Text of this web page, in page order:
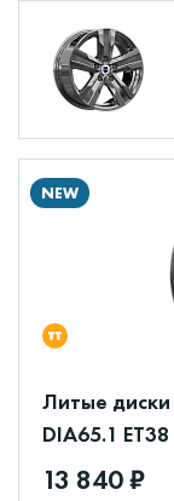
NEW
Литые диски
DIA65.1
13 840 ₽